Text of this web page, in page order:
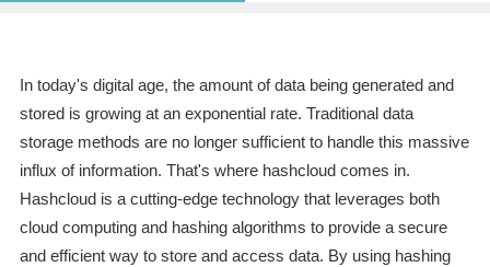
In today's digital age, the amount of data being generated and
stored is growing at an exponential rate. Traditional data
storage methods are no longer sufficient to handle this massive
influx of information. That's where hashcloud comes in.
Hashcloud is a cutting-edge technology that leverages both
cloud computing and hashing algorithms to provide a secure
and efficient way to store and access data. By using hashing